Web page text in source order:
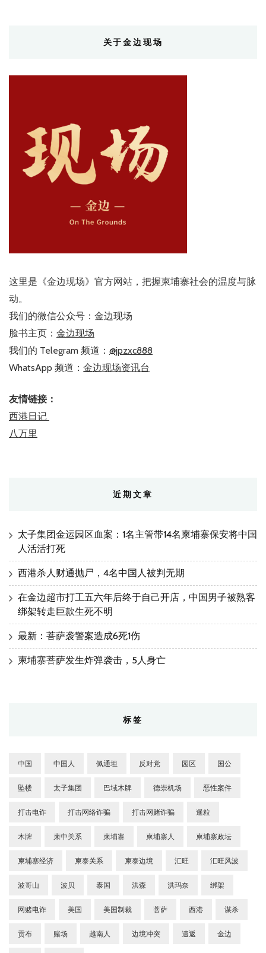
关于金边现场
这里是《金边现场》官方网站，把握柬埔寨社会的温度与脉
动。
我们的微信公众号：金边现场
脸书主页： 金边现场
我们的 Telegram 频道： @jpzxc888
WhatsApp 频道： 金边现场资讯台
友情链接：
西港日记
八万里
近期文章
太子集团金运园区血案：1名主管带14名柬埔寨保安将中国
人活活打死
西港杀人财通抛尸，4名中国人被判无期
在金边超市打工五六年后终于自己开店，中国男子被熟客
绑架转走巨款生死不明
最新：菩萨袭警案造成6死1伤
柬埔寨菩萨发生炸弹袭击，5人身亡
标签
中国 中国人 佩通坦 反对党 园区 国公
坠楼 太子集团 巴域木牌 德崇机场 恶性案件
打击电诈 打击网络诈骗 打击网赌诈骗 暹粒
木牌 柬中关系 柬埔寨 柬埔寨人 柬埔寨政坛
柬埔寨经济 柬泰关系 柬泰边境 汇旺 汇旺风波
波哥山 波贝 泰国 洪森 洪玛奈 绑架
网赌电诈 美国 美国制裁 菩萨 西港 谋杀
贡布 赌场 越南人 边境冲突 遣返 金边